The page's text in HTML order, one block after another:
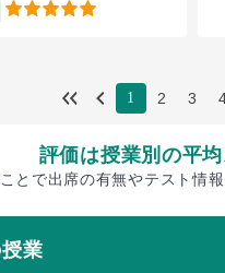
5
1 2 3
評価は授業別の平均
とで出席の有無やテスト情
業